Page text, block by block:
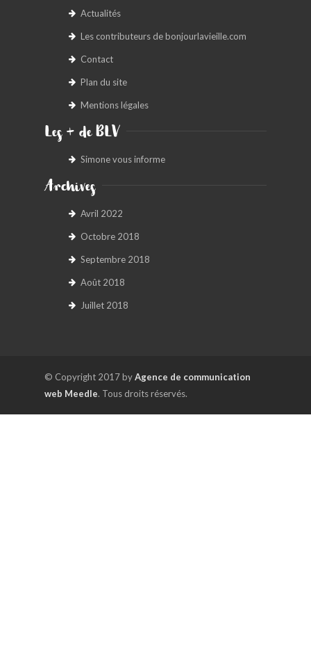
Actualités
Les contributeurs de bonjourlavieille.com
Contact
Plan du site
Mentions légales
Les + de BLV
Simone vous informe
Archives
Avril 2022
Octobre 2018
Septembre 2018
Août 2018
Juillet 2018
© Copyright 2017 byAgence de communication
web Meedle. Tous droits réservés.